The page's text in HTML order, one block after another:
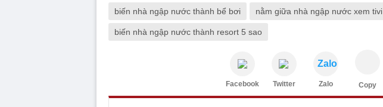
biến nhà ngập nước thành bể bơi nằm giữa nhà ngập nước xem tivi
biến nhà ngập nước thành resort 5 sao
Facebook Twitter
Zalo
Zalo Copy